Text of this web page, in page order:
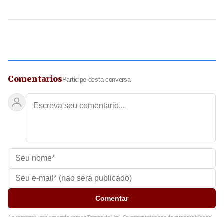
Comentarios Participe desta conversa
Comentar